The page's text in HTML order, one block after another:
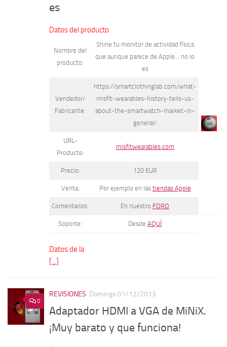
es
Datos del producto
Nombre del
producto:
Shine tu monitor de actividad física
que aunque parece de Apple… no lo
es
Vendedor/
Fabricante:
https://smartclothinglab.com/what-
misfit-wearables-history-tells-us-
about-the-smartwatch-market-in-
general/
URL-
Producto:
misfitwearables.com
Precio: 120 EUR
Venta: Por ejemplo en las tiendas Apple
Comentarios: En nuestro FORO
Soporte: Desde AQUÍ
Datos de la
[...]
0
REVISIONES Domingo 01/12/2013
Adaptador HDMI a VGA de MiNiX.
¡Muy barato y que funciona!